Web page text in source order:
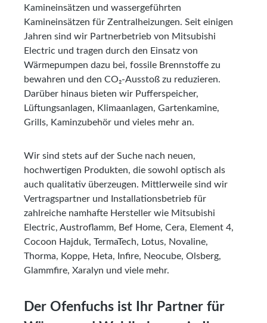
Kamineinsätzen und wassergeführten
Kamineinsätzen für Zentralheizungen. Seit einigen
Jahren sind wir Partnerbetrieb von Mitsubishi
Electric und tragen durch den Einsatz von
Wärmepumpen dazu bei, fossile Brennstoffe zu
bewahren und den CO₂-Ausstoß zu reduzieren.
Darüber hinaus bieten wir Pufferspeicher,
Lüftungsanlagen, Klimaanlagen, Gartenkamine,
Grills, Kaminzubehör und vieles mehr an.
Wir sind stets auf der Suche nach neuen,
hochwertigen Produkten, die sowohl optisch als
auch qualitativ überzeugen. Mittlerweile sind wir
Vertragspartner und Installationsbetrieb für
zahlreiche namhafte Hersteller wie Mitsubishi
Electric, Austroflamm, Bef Home, Cera, Element 4,
Cocoon Hajduk, TermaTech, Lotus, Novaline,
Thorma, Koppe, Heta, Infire, Neocube, Olsberg,
Glammfire, Xaralyn und viele mehr.
Der Ofenfuchs ist Ihr Partner für